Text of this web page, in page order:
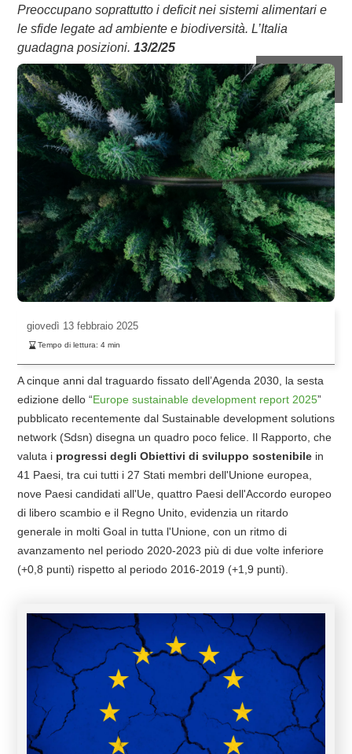
Preoccupano soprattutto i deficit nei sistemi alimentari e
le sfide legate ad ambiente e biodiversità. L’Italia
guadagna posizioni. 13/2/25
giovedì 13 febbraio 2025
Tempo di lettura:4 min
A cinque anni dal traguardo fissato dell’Agenda 2030, la sesta
edizione dello “Europe sustainable development report 2025”
pubblicato recentemente dal Sustainable development solutions
network (Sdsn) disegna un quadro poco felice. Il Rapporto, che
valuta i progressi degli Obiettivi di sviluppo sostenibile in
41 Paesi, tra cui tutti i 27 Stati membri dell'Unione europea,
nove Paesi candidati all'Ue, quattro Paesi dell'Accordo europeo
di libero scambio e il Regno Unito, evidenzia un ritardo
generale in molti Goal in tutta l'Unione, con un ritmo di
avanzamento nel periodo 2020-2023 più di due volte inferiore
(+0,8 punti) rispetto al periodo 2016-2019 (+1,9 punti).